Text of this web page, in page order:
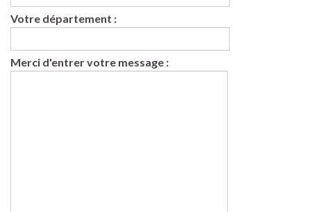
Votre département :
Merci d'entrer votre message :